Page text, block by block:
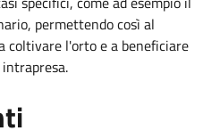
permettendo così al
coltivare l'orto e a beneficiare